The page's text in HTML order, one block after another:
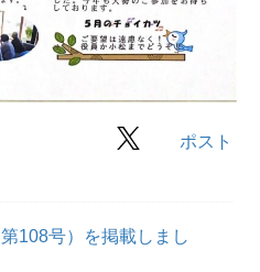
ポスト
108号）を掲載しまし